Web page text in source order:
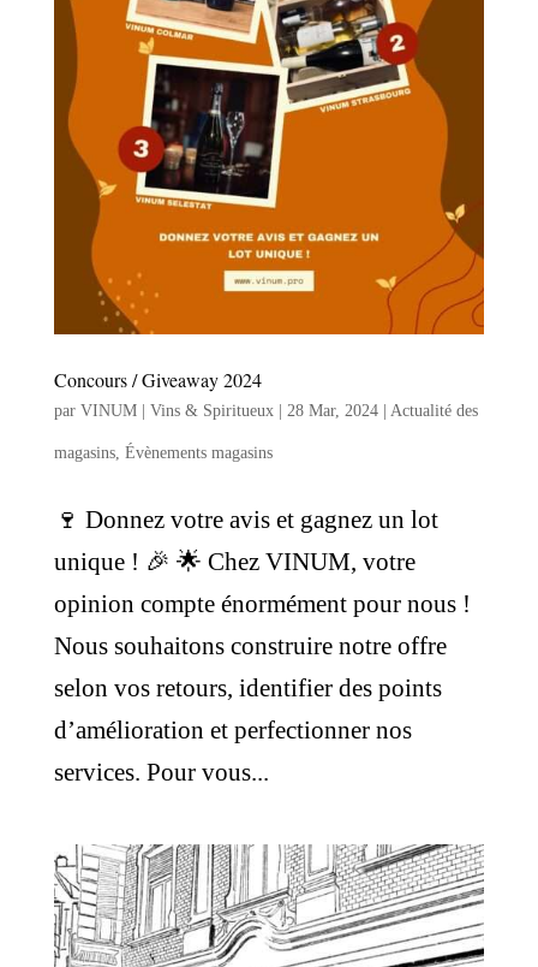
Concours / Giveaway 2024
par VINUM | Vins & Spiritueux| 28 Mar, 2024| Actualité des
magasins, Évènements magasins
🍷 Donnez votre avis et gagnez un lot
unique ! 🎉 🌟 Chez VINUM, votre
opinion compte énormément pour nous !
Nous souhaitons construire notre offre
selon vos retours, identifier des points
d’amélioration et perfectionner nos
services. Pour vous...